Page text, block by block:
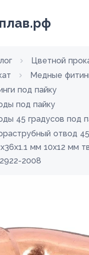
Цветной
Медные
под пайку
под пайку
45 градусов под
отвод
мм 10х12 мм
2008